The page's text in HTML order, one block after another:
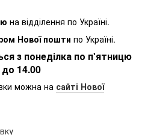
на відділення по Україні.
Нової пошти по Україні.
з понеділка по п'ятницю
до 14.00
можна на сайті Нової